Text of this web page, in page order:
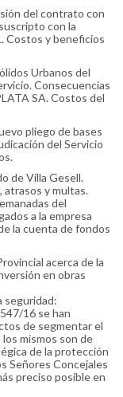
del contrato con
con la
Costos y beneficios
Urbanos del
Consecuencias
SA. Costos del
pliego de bases
del Servicio
de Villa Gesell.
atrasos y multas.
del
a la empresa
la cuenta de fondos
acerca de la
en obras
seguridad:
16 se han
de segmentar el
mismos son de
de la protección
Señores Concejales
preciso posible en